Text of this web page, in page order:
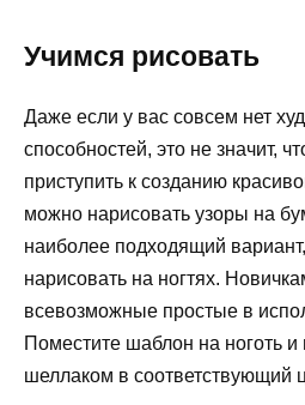
Учимся рисовать
Даже если у вас совсем нет
способностей, это не значит,
приступить к созданию
можно нарисовать узоры на
наиболее подходящий
нарисовать на ногтях.
всевозможные простые в
Поместите шаблон на ноготь и
шеллаком в соответствующий